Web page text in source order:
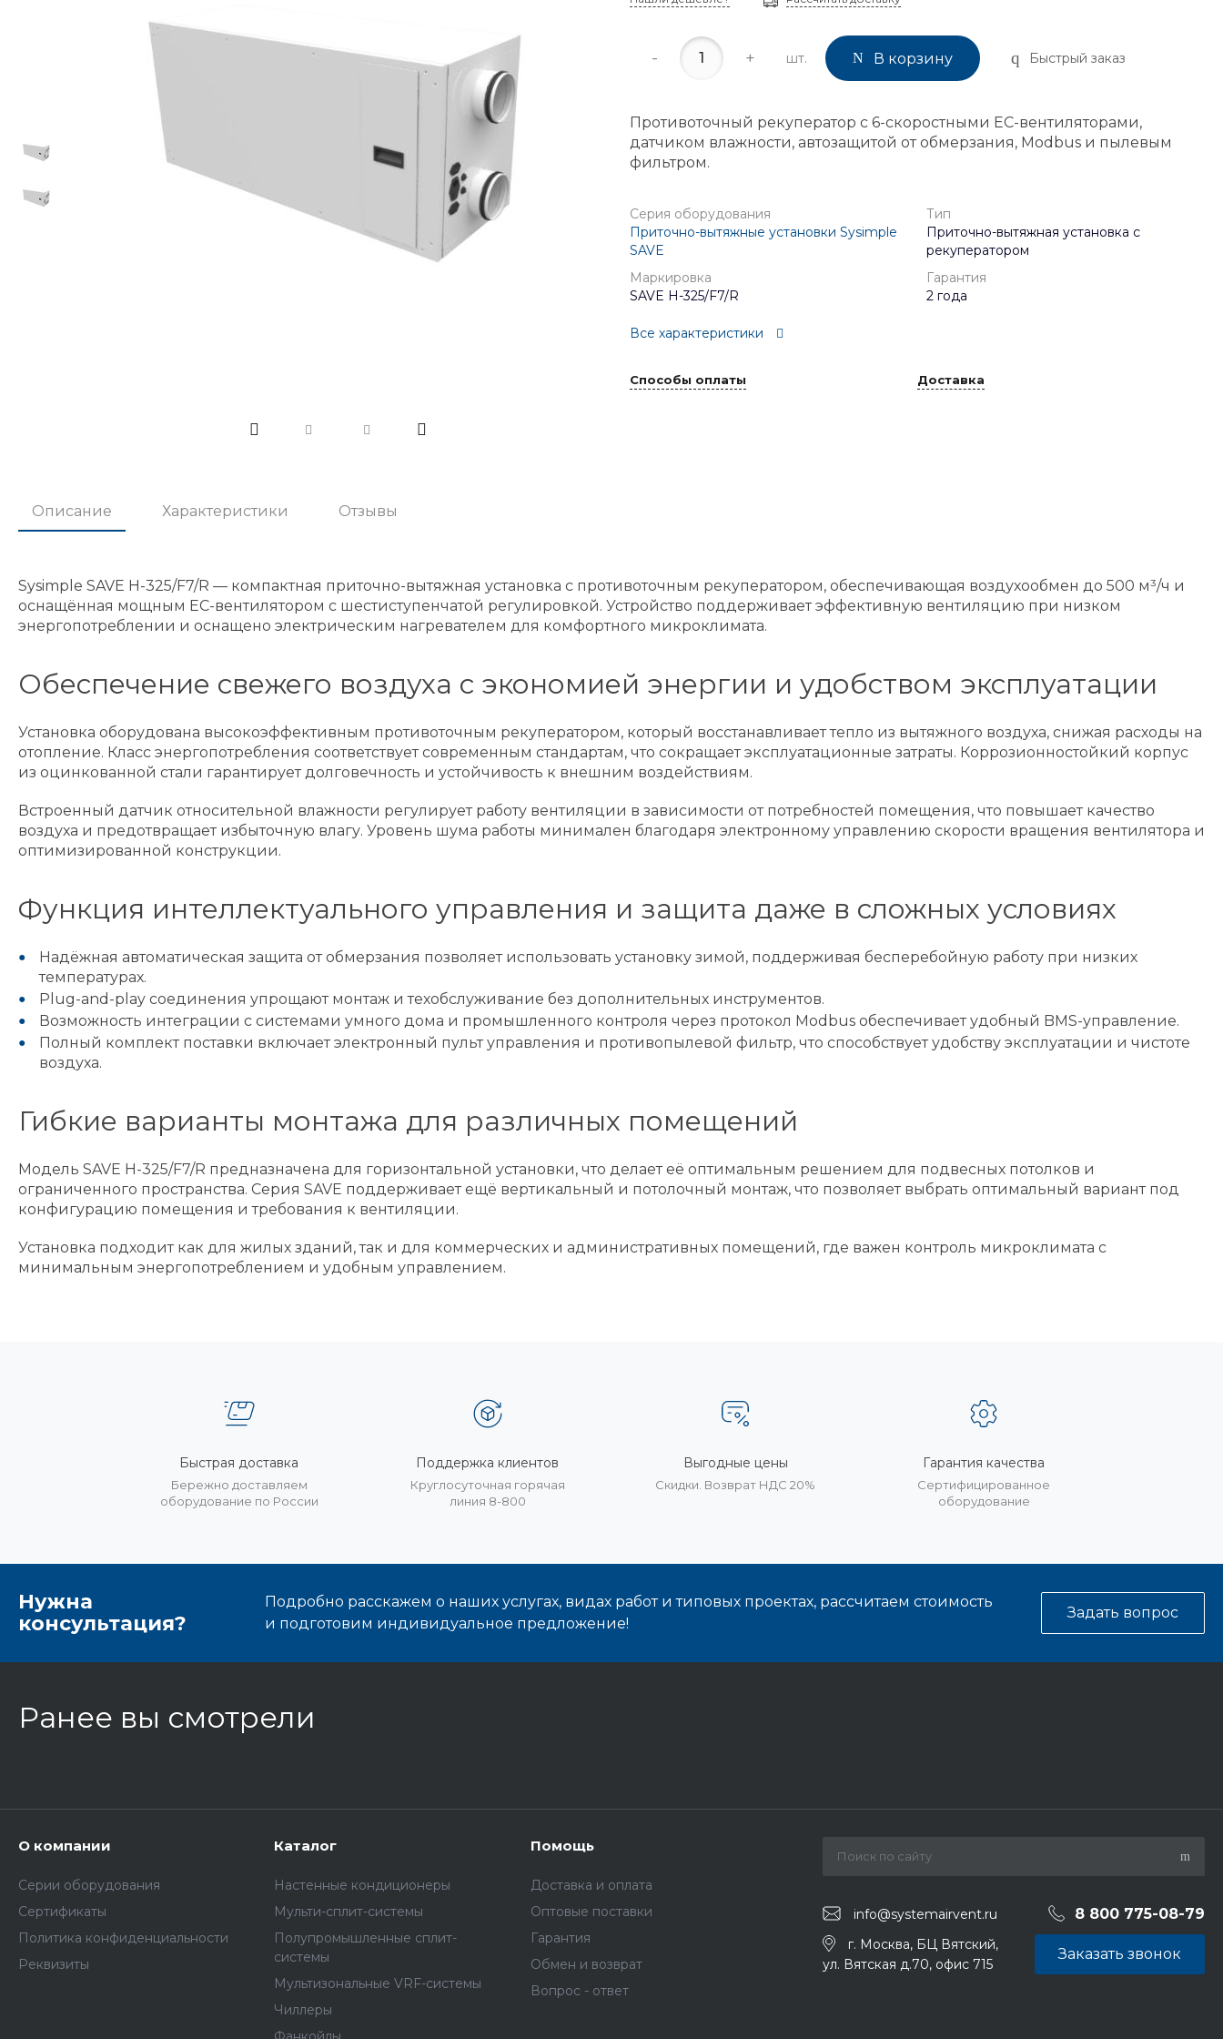
- + шт. В корзину Быстрый заказ
Противоточный рекуператор с 6-скоростными EC-вентиляторами,
датчиком влажности, автозащитой от обмерзания, Modbus и пылевым
фильтром.
Серия оборудования
Приточно-вытяжные установки Sysimple
SAVE
Тип
Приточно-вытяжная установка с
рекуператором
Маркировка
SAVE H-325/F7/R
Гарантия
2 года
Все характеристики
Способы оплаты Доставка
Описание Характеристики Отзывы
Sysimple SAVE H-325/F7/R — компактная приточно-вытяжная установка с противоточным рекуператором, обеспечивающая воздухообмен до 500 м³/ч и
оснащённая мощным EC-вентилятором с шестиступенчатой регулировкой. Устройство поддерживает эффективную вентиляцию при низком
энергопотреблении и оснащено электрическим нагревателем для комфортного микроклимата.
Обеспечение свежего воздуха с экономией энергии и удобством эксплуатации
Установка оборудована высокоэффективным противоточным рекуператором, который восстанавливает тепло из вытяжного воздуха, снижая расходы на
отопление. Класс энергопотребления соответствует современным стандартам, что сокращает эксплуатационные затраты. Коррозионностойкий корпус
из оцинкованной стали гарантирует долговечность и устойчивость к внешним воздействиям.
Встроенный датчик относительной влажности регулирует работу вентиляции в зависимости от потребностей помещения, что повышает качество
воздуха и предотвращает избыточную влагу. Уровень шума работы минимален благодаря электронному управлению скорости вращения вентилятора и
оптимизированной конструкции.
Функция интеллектуального управления и защита даже в сложных условиях
Надёжная автоматическая защита от обмерзания позволяет использовать установку зимой, поддерживая бесперебойную работу при низких
температурах.
Plug-and-play соединения упрощают монтаж и техобслуживание без дополнительных инструментов.
Возможность интеграции с системами умного дома и промышленного контроля через протокол Modbus обеспечивает удобный BMS-управление.
Полный комплект поставки включает электронный пульт управления и противопылевой фильтр, что способствует удобству эксплуатации и чистоте
воздуха.
Гибкие варианты монтажа для различных помещений
Модель SAVE H-325/F7/R предназначена для горизонтальной установки, что делает её оптимальным решением для подвесных потолков и
ограниченного пространства. Серия SAVE поддерживает ещё вертикальный и потолочный монтаж, что позволяет выбрать оптимальный вариант под
конфигурацию помещения и требования к вентиляции.
Установка подходит как для жилых зданий, так и для коммерческих и административных помещений, где важен контроль микроклимата с
минимальным энергопотреблением и удобным управлением.
Быстрая доставка
Бережно доставляем
оборудование по России
Поддержка клиентов
Круглосуточная горячая
линия 8-800
Выгодные цены
Скидки. Возврат НДС 20%
Гарантия качества
Сертифицированное
оборудование
Нужна
консультация?
Подробно расскажем о наших услугах, видах работ и типовых проектах, рассчитаем стоимость
и подготовим индивидуальное предложение!
Задать вопрос
Ранее вы смотрели
О компании
Серии оборудования
Сертификаты
Политика конфиденциальности
Реквизиты
Каталог
Настенные кондиционеры
Мульти-сплит-системы
Полупромышленные сплит-
системы
Мультизональные VRF-системы
Чиллеры
Помощь
Доставка и оплата
Оптовые поставки
Гарантия
Обмен и возврат
Вопрос - ответ
info@systemairvent.ru 8 800 775-08-79
г. Москва, БЦ Вятский,
ул. Вятская д.70, офис 715
Заказать звонок